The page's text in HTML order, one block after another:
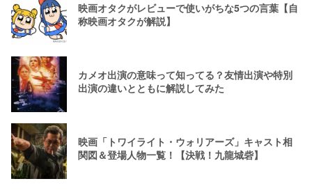
映画オタクがレビューで使いがちな5つの言葉【自
称映画オタクが解説】
カメオ出演の意味って知ってる？友情出演や特別
出演の違いとともに解説してみた
映画「トワイライト・ウォリアーズ」キャスト相
関図＆登場人物一覧！【決戦！九龍城砦】